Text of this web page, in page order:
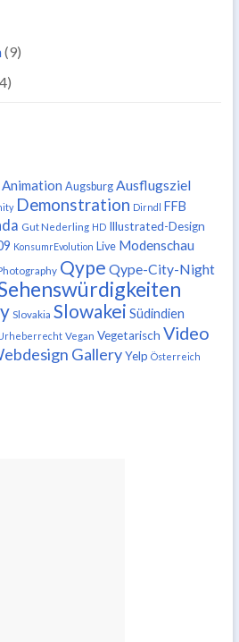
(9)
Animation Augsburg Ausflugsziel
Demonstration Dirndl FFB
Gut Nederling HD Illustrated-Design
KonsumrEvolution Live Modenschau
Qype Qype-City-Night
Slovakia Slowakei Südindien
Vegan Vegetarisch Video
Gallery Yelp Österreich